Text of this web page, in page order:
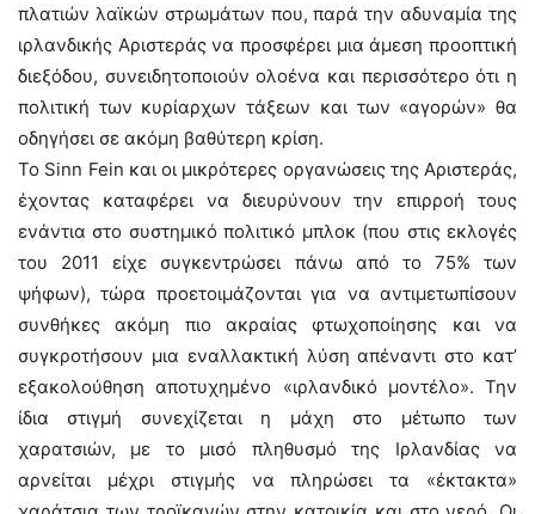
πλατιών λαϊκών στρωμάτων που, παρά την αδυναμία της
ιρλανδικής Αριστεράς να προσφέρει μια άμεση προοπτική
διεξόδου, συνειδητοποιούν ολοένα και περισσότερο ότι η
πολιτική των κυρίαρχων τάξεων και των «αγορών» θα
οδηγήσει σε ακόμη βαθύτερη κρίση.
Το Sinn Fein και οι μικρότερες οργανώσεις της Αριστεράς,
έχοντας καταφέρει να διευρύνουν την επιρροή τους
ενάντια στο συστημικό πολιτικό μπλοκ (που στις εκλογές
του 2011 είχε συγκεντρώσει πάνω από το 75% των
ψήφων), τώρα προετοιμάζονται για να αντιμετωπίσουν
συνθήκες ακόμη πιο ακραίας φτωχοποίησης και να
συγκροτήσουν μια εναλλακτική λύση απέναντι στο κατ’
εξακολούθηση αποτυχημένο «ιρλανδικό μοντέλο». Την
ίδια στιγμή συνεχίζεται η μάχη στο μέτωπο των
χαρατσιών, με το μισό πληθυσμό της Ιρλανδίας να
αρνείται μέχρι στιγμής να πληρώσει τα «έκτακτα»